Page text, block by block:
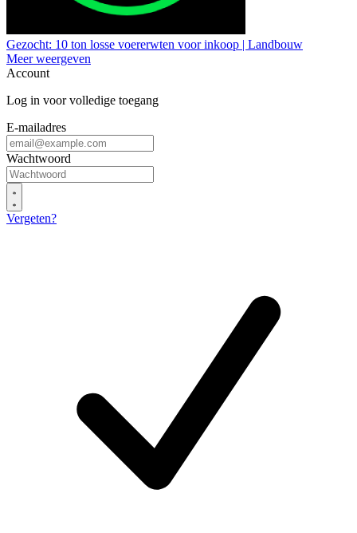
Gezocht: 10 ton losse voererwten voor inkoop | Landbouw
Meer weergeven
Account
Log in voor volledige toegang
E-mailadres
Wachtwoord
Vergeten?